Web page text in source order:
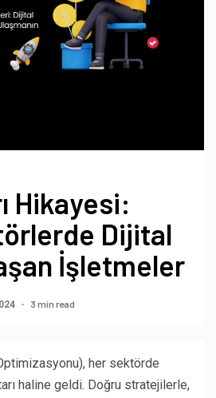
Hikayesi:
Dijital
İşletmeler
3 min read
her sektörde
haline geldi. Doğru stratejilerle,